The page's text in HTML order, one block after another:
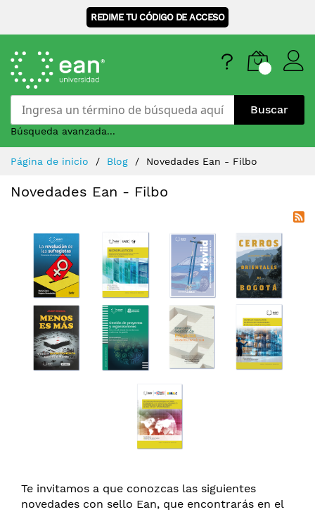
REDIME TU CÓDIGO DE ACCESO
Buscar
Búsqueda avanzada...
Skip
Content
Página de inicio Blog Novedades Ean - Filbo
Novedades Ean - Filbo
Te invitamos a que conozcas las siguientes
novedades con sello Ean, que encontrarás en el